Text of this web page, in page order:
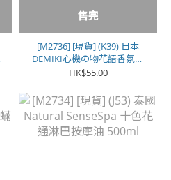
售完
[M2736] [現貨] (K39) 日本
DEMIKI心機の物花語香氛身
體精華油(一套2支 / 每款各1)
HK$55.00